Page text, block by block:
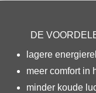
DE
lagere
meer comfort in
minder koude